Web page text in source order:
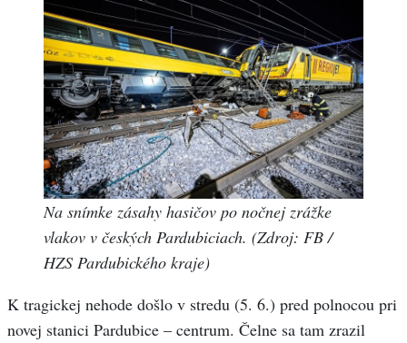
Na snímke zásahy hasičov po nočnej zrážke
vlakov v českých Pardubiciach. (Zdroj: FB /
HZS Pardubického kraje)
K tragickej nehode došlo v stredu (5. 6.) pred polnocou pri
novej stanici Pardubice – centrum. Čelne sa tam zrazil